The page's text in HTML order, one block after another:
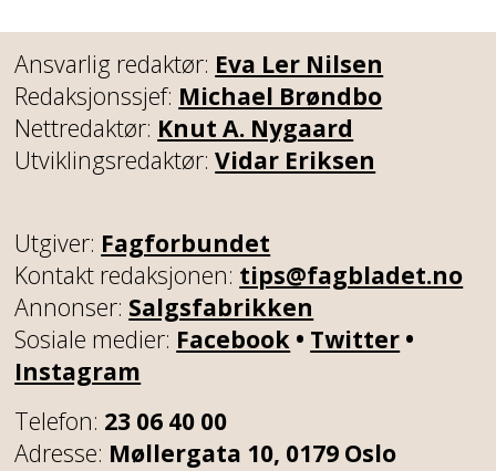
Ansvarlig redaktør: Eva Ler Nilsen
Redaksjonssjef: Michael Brøndbo
Nettredaktør: Knut A. Nygaard
Utviklingsredaktør:Vidar Eriksen
Utgiver: Fagforbundet
Kontakt redaksjonen: tips@fagbladet.no
Annonser: Salgsfabrikken
Sosiale medier: Facebook • Twitter •
Instagram
Telefon: 23 06 40 00
Adresse: Møllergata 10, 0179 Oslo